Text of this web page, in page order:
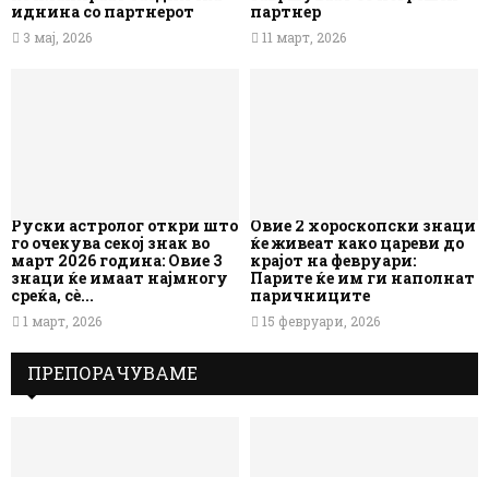
иднина со партнерот
3 мај, 2026
партнер
11 март, 2026
Руски астролог откри што
го очекува секој знак во
март 2026 година: Овие 3
знаци ќе имаат најмногу
среќа, сè...
1 март, 2026
Овие 2 хороскопски знаци
ќе живеат како цареви до
крајот на февруари:
Парите ќе им ги наполнат
паричниците
15 февруари, 2026
ПРЕПОРАЧУВАМЕ